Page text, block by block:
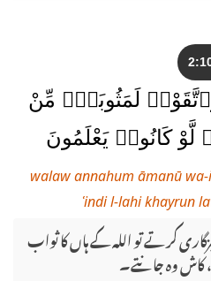
وَٱتَّقَوْا۟ لَمَثُوبَةٌۭ مِّنْ
كَانُوا۟ يَعْلَمُونَ
walaw annahum āmanū
ʿindi l-lahi khayrun
کرتے تو اللہ کے ہاں کا ثواب
کاش وہ جانتے۔